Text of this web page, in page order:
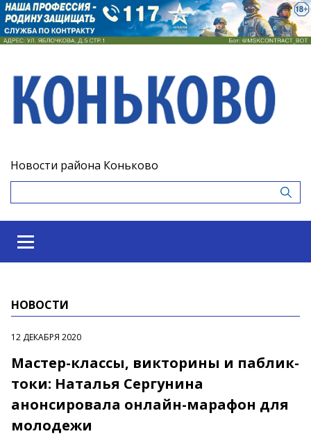
Новости района Коньково
НОВОСТИ
12 ДЕКАБРЯ 2020
Мастер-классы, викторины и паблик-
токи: Наталья Сергунина
анонсировала онлайн-марафон для
молодежи